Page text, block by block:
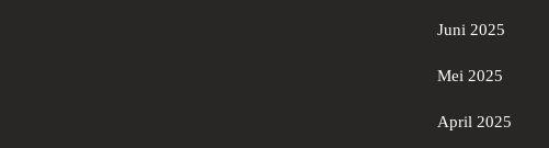
Juni 2025
Mei 2025
April 2025